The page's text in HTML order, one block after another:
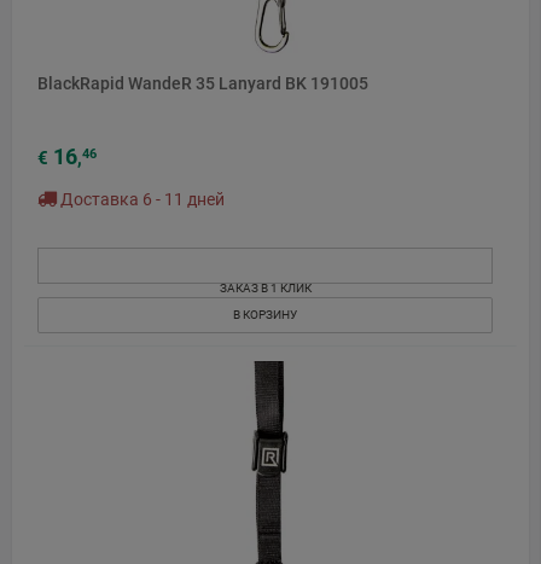
BlackRapid WandeR 35 Lanyard BK 191005
€ 16,46
Доставка 6 - 11 дней
ЗАКАЗ В 1 КЛИК
В КОРЗИНУ